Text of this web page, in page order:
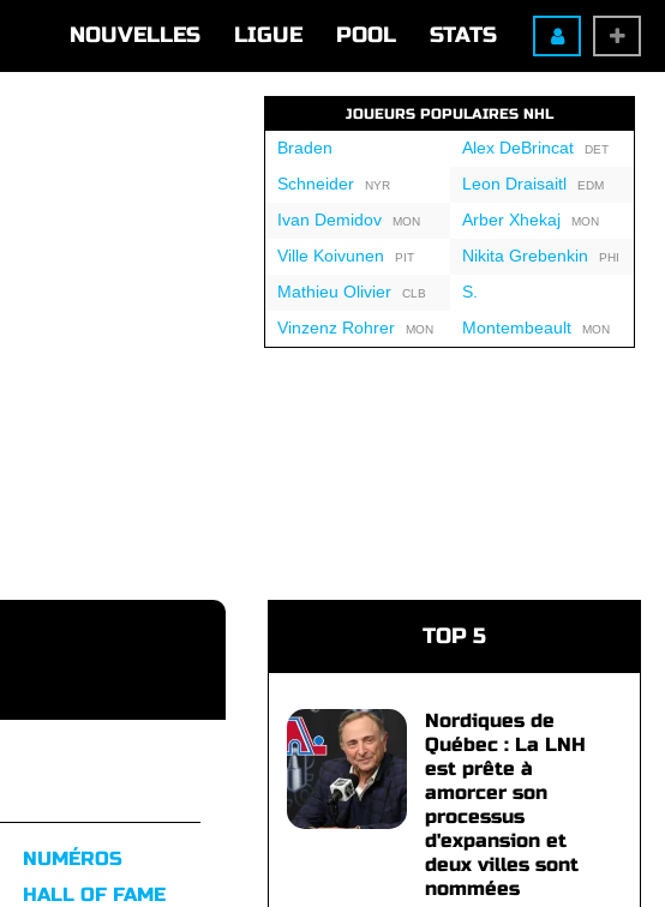
NOUVELLES LIGUE POOL STATS
JOUEURS POPULAIRES NHL
Braden
SchneiderNYR
Ivan DemidovMON
Ville Koivunen PIT
Mathieu OlivierCLB
Vinzenz RohrerMON
Alex DeBrincatDET
Leon Draisaitl EDM
Arber XhekajMON
Nikita Grebenkin PHI
S.
MontembeaultMON
NUMÉROS
HALL OF FAME
TOP 5
Nordiques de
Québec : La LNH
est prête à
amorcer son
processus
d'expansion et
deux villes sont
nommées